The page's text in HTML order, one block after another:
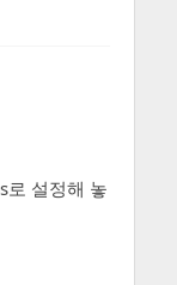
로 설정해 놓